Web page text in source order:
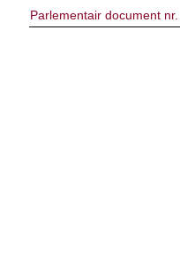
Parlementair document nr.